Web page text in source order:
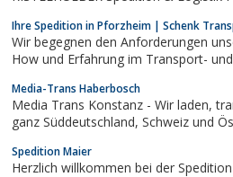
Ihre Spedition in Pforzheim | Schenk
Wir begegnen den Anforderungen
How und Erfahrung im Transport-
Media-Trans Haberbosch
Media Trans Konstanz - Wir laden, transportieren und lagern in
ganz Süddeutschland,
Spedition Maier
Herzlich willkommen bei der